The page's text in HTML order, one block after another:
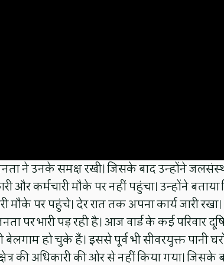
जनता ने उनके समक्ष रखी। जिसके बाद उन्होंने
कर्मचारी मौके पर नहीं पहुंचा। उन्होंने बताया
पर पहुंचे। देर रात तक अपना कार्य जारी रखा।
पर भारी पड़ रही है। आज वार्ड के कई परिवार
हो चुके हैं। इससे पूर्व भी सीवरयुक्त पानी
की अधिकारी की ओर से नहीं किया गया। जिसके